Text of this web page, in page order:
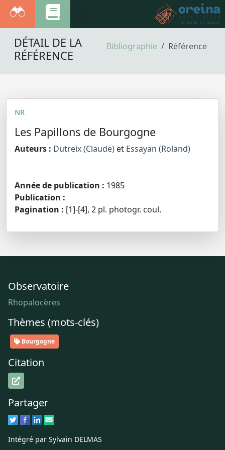
Bibliographie Référence
DÉTAIL DE LA
RÉFÉRENCE
NR
Les Papillons de Bourgogne
Auteurs : Dutreix (Claude) et Essayan (Roland)
Année de publication : 1985
Publication :
Pagination : [1]-[4], 2 pl. photogr. coul.
Observatoire
Rhopalocères
Thèmes (mots-clés)
Bourgogne
Citation
Partager
Intégré par Sylvain DELMAS